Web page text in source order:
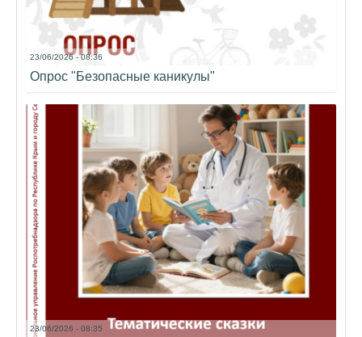
23/06/2026 - 08:36
Опрос "Безопасные каникулы"
23/06/2026 - 08:35